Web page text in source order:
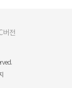
버전